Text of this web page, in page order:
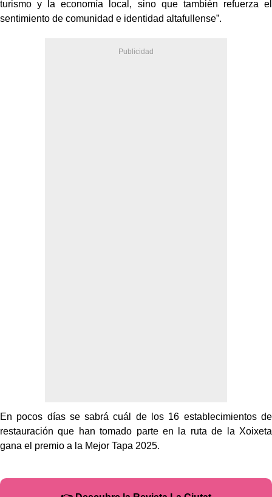
turismo y la economía local, sino que también refuerza el
sentimiento de comunidad e identidad altafullense”.
En pocos días se sabrá cuál de los 16 establecimientos de
restauración que han tomado parte en la ruta de la Xoixeta
gana el premio a la Mejor Tapa 2025.